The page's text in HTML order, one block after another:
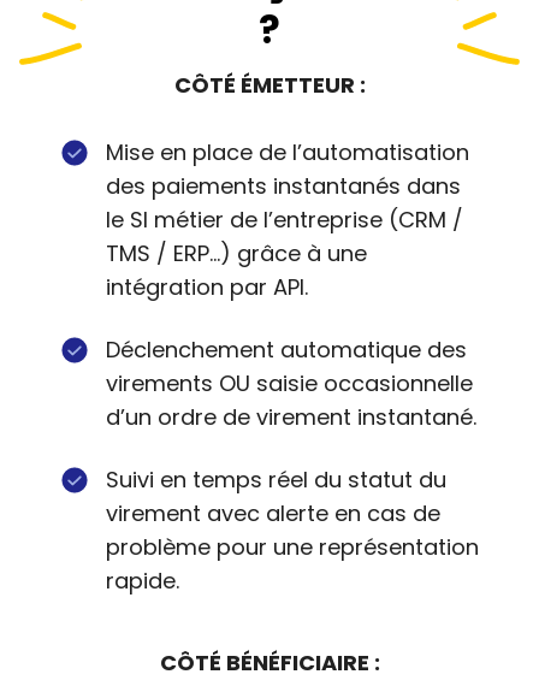
?
CÔTÉ ÉMETTEUR :
Mise en place de l’automatisation
des paiements instantanés dans
le SI métier de l’entreprise (CRM /
TMS / ERP…) grâce à une
intégration par API.
Déclenchement automatique des
virements OU saisie occasionnelle
d’un ordre de virement instantané.
Suivi en temps réel du statut du
virement avec alerte en cas de
problème pour une représentation
rapide.
CÔTÉ BÉNÉFICIAIRE :